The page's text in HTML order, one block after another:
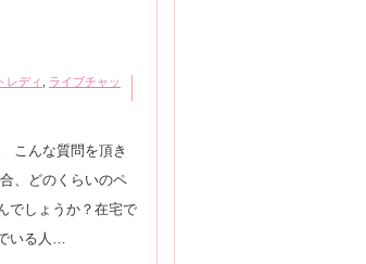
レディ
ライブチャッ
こんな質問を頂き
、どのくらいのペ
でしょうか？在宅で
いる人…